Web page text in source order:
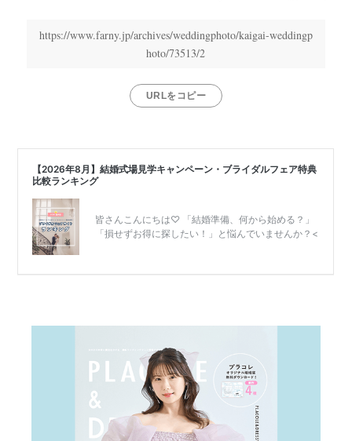
https://www.farny.jp/archives/weddingphoto/kaigai-weddingp
hoto/73513/2
URLをコピー